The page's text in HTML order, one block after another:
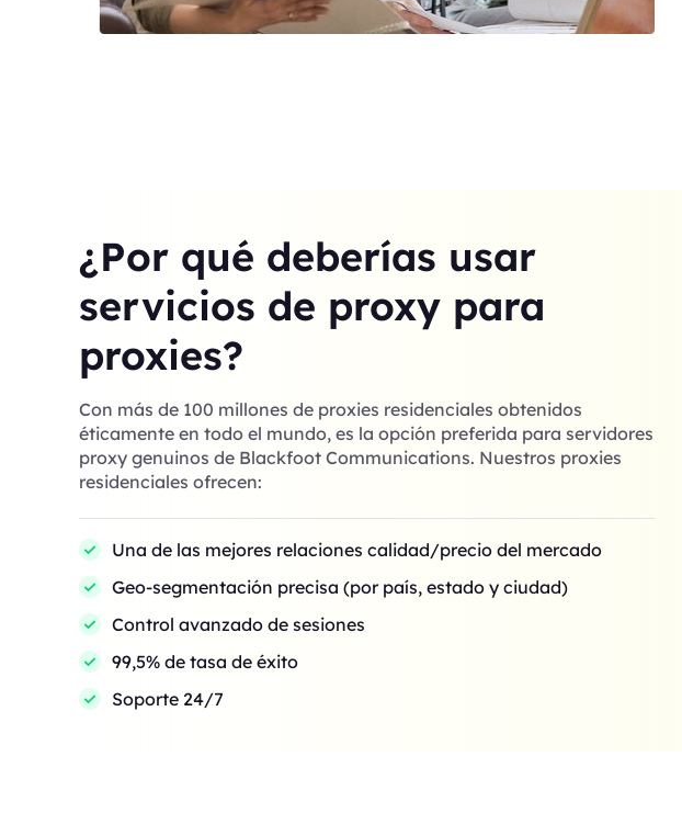
¿Por qué deberías usar
servicios de proxy para
proxies?
Con más de 100 millones de proxies residenciales obtenidos
éticamente en todo el mundo, es la opción preferida para servidores
proxy genuinos de Blackfoot Communications. Nuestros proxies
residenciales ofrecen:
Una de las mejores relaciones calidad/precio del mercado
Geo-segmentación precisa (por país, estado y ciudad)
Control avanzado de sesiones
99,5% de tasa de éxito
Soporte 24/7